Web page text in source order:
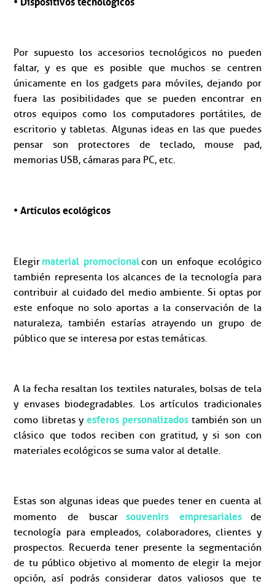
Por supuesto los accesorios tecnológicos no pueden
faltar, y es que es posible que muchos se centren
únicamente en los gadgets para móviles, dejando por
fuera las posibilidades que se pueden encontrar en
otros equipos como los computadores portátiles, de
escritorio y tabletas. Algunas ideas en las que puedes
pensar son protectores de teclado, mouse pad,
memorias USB, cámaras para PC, etc.
• Artículos ecológicos
Elegir material promocionalcon un enfoque ecológico
también representa los alcances de la tecnología para
contribuir al cuidado del medio ambiente. Si optas por
este enfoque no solo aportas a la conservación de la
naturaleza, también estarías atrayendo un grupo de
público que se interesa por estas temáticas.
A la fecha resaltan los textiles naturales, bolsas de tela
y envases biodegradables. Los artículos tradicionales
como libretas y esferos personalizados también son un
clásico que todos reciben con gratitud, y si son con
materiales ecológicos se suma valor al detalle.
Estas son algunas ideas que puedes tener en cuenta al
momento de buscarsouvenirs empresariales de
tecnología para empleados, colaboradores, clientes y
prospectos. Recuerda tener presente la segmentación
de tu público objetivo al momento de elegir la mejor
opción, así podrás considerar datos valiosos que te